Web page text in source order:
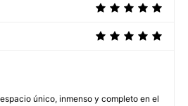
único, inmenso y completo en el